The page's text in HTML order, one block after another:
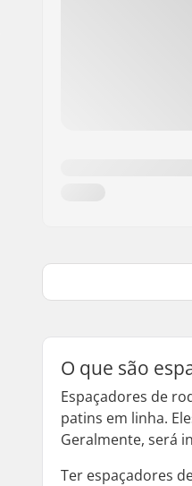
O que são
Espaçadores de
patins em linha.
Geralmente, será
Ter espaçadores